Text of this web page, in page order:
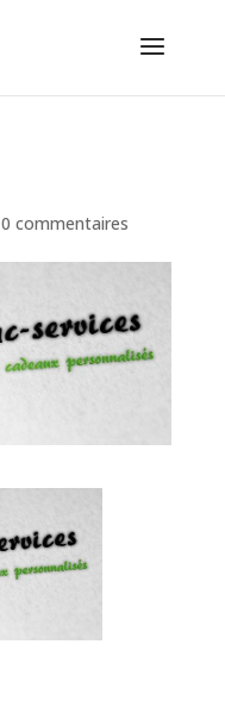
0 commentaires